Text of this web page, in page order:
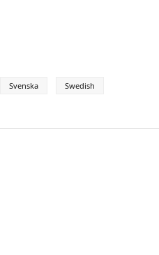
Svenska Swedish